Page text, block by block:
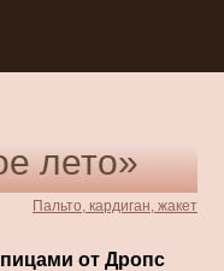
лето»
Пальто, кардиган, жакет
от Дропс